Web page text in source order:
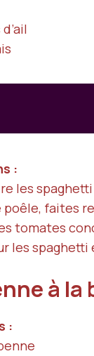
:
les
poêle, faites
tomates
les
à
: